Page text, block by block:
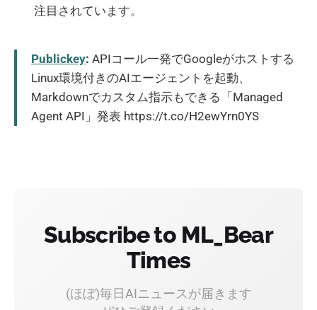
注目されています。
Publickey: APIコール一発でGoogleがホストする
Linux環境付きのAIエージェントを起動、
Markdownでカスタム指示もできる「Managed
Agent API」発表 https://t.co/H2ewYrn0YS
Subscribe to ML_Bear
Times
(ほぼ)毎日AIニュースが届きます